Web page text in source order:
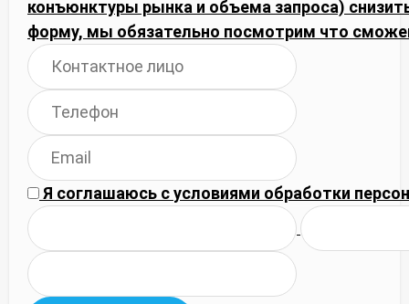
конъюнктуры рынка и объема запроса)
форму, мы обязательно посмотрим что
Я соглашаюсь сусловиями обработки